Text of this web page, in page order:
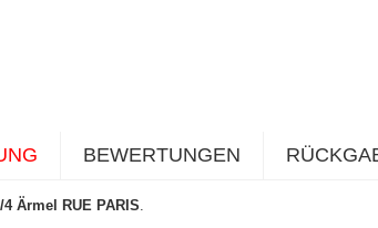
BEWERTUNGEN
Ärmel RUE PARIS